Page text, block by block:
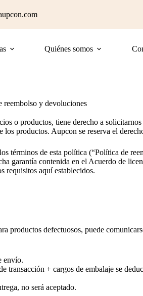
Quiénes somos
reembolso y devoluciones
o productos, tiene derecho a
productos. Aupcon se reserva el
términos de esta política (“Política de
garantía contenida en el Acuerdo de
requisitos aquí establecidos.
productos defectuosos, puede
envío.
+ cargos de embalaje se
no será aceptado.